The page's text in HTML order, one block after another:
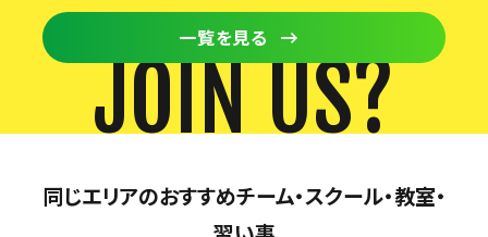
一覧を見る
JOIN US?
同じエリアのおすすめチーム・スクール・教室・